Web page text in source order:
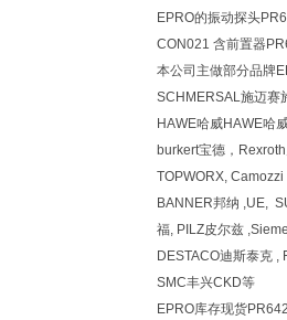
EPRO的振动探头
CON021 含前置器
本公司主做部分品牌
SCHMERSAL施迈赛
HAWE哈威HAWE哈
burkert宝德，
TOPWORX,
BANNER邦纳 ,UE,
福, PILZ皮尔兹
DESTACO迪斯泰克
SMC丰兴CKD等
EPRO库存现货